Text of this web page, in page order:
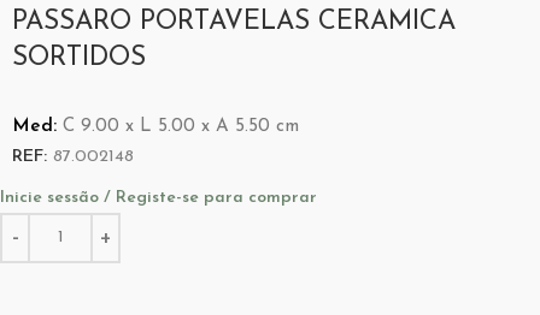
PASSARO PORTAVELAS CERAMICA
SORTIDOS
Med: C 9.00 x L 5.00 x A 5.50 cm
REF: 87.002148
Inicie sessão / Registe-se para comprar